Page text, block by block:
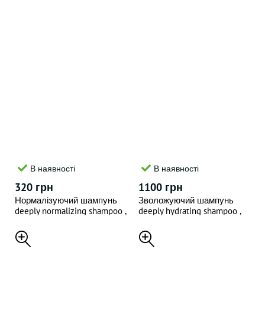
В наявності
320 грн
Нормалізуючий шампунь
deeply normalizing shampoo ,
В наявності
1100 грн
Зволожуючий шампунь
deeply hydrating shampoo ,